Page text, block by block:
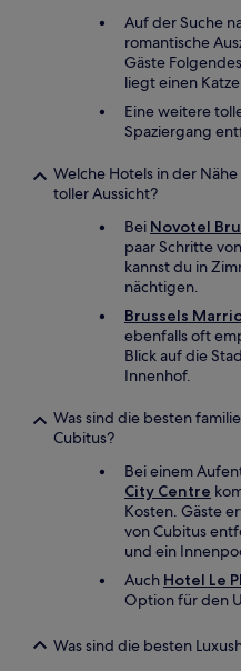
Auf der Suche
romantische
Gäste
liegt einen
Eine weitere
Spaziergang
Welche Hotels in der
toller Aussicht?
Bei Novotel
paar Schritte
kannst du in
nächtigen.
Brussels
ebenfalls oft
Blick auf die
Innenhof.
Was sind die besten
Cubitus?
Bei einem
City Centre
Kosten. Gäste
von Cubitus
und ein
Auch Hotel Le
Option für den
Was sind die besten